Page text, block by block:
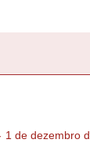
1 de dezembro